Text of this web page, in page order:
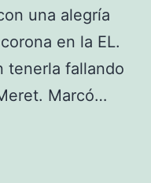
una alegría
en la EL.
tenerla fallando
Marcó…